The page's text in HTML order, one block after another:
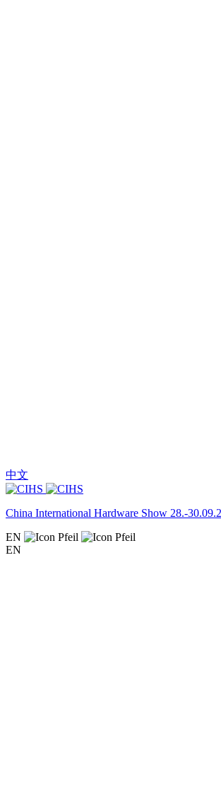
中文
China International Hardware Show 28.-
EN
EN